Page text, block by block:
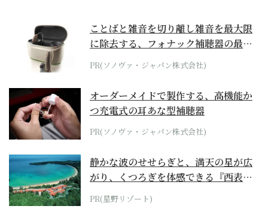
ことばと雑音を切り離し雑音を最大限
に除去する、フォナック補聴器の最上
位モデル
PR(ソノヴァ・ジャパン株式会社)
オーダーメイドで製作する、高機能か
つ充電式の耳あな型補聴器
PR(ソノヴァ・ジャパン株式会社)
静かな波のせせらぎと、満天の星が広
がり、くつろぎを体感できる『西表島
ホテル by...
PR(星野リゾート)